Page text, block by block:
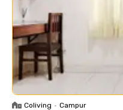
Coliving • Campur